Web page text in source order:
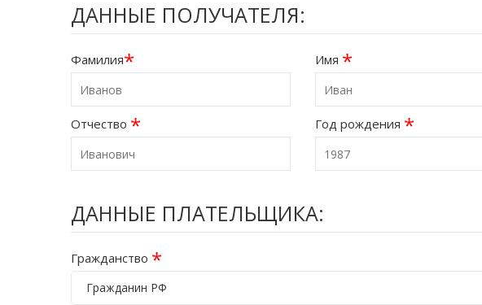
ДАННЫЕ ПОЛУЧАТЕЛЯ:
Фамилия* Имя *
Отчество * Год рождения *
ДАННЫЕ ПЛАТЕЛЬЩИКА:
Гражданство *
Гражданин РФ